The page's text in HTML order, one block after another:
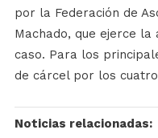
por la Federación de
Machado, que ejerce
caso. Para los
de cárcel por los
Noticias relacionadas: